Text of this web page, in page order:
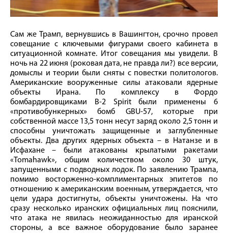
Сам же Трамп, вернувшись в Вашингтон, срочно провел
совещание с ключевыми фигурами своего кабинета в
ситуационной комнате. Итог совещания мы увидели. В
ночь на 22 июня (роковая дата, не правда ли?) все версии,
домыслы и теории были сняты с повестки политологов.
Американские вооруженные силы атаковали ядерные
объекты Ирана. По комплексу в Фордо
бомбардировщиками B-2 Spirit были применены 6
«противобункерных» бомб GBU-57, которые при
собственной массе 13,5 тонн несут заряд около 2,5 тонн и
способны уничтожать защищенные и заглубленные
объекты. Два других ядерных объекта – в Натанзе и в
Исфахане – были атакованы крылатыми ракетами
«Tomahawk», общим количеством около 30 штук,
запущенными с подводных лодок. По заявлению Трампа,
помимо восторженно-комплиментарных эпитетов по
отношению к американским военным, утверждается, что
цели удара достигнуты, объекты уничтожены. На что
сразу несколько иранских официальных лиц пояснили,
что атака не явилась неожиданностью для иранской
стороны, а все важное оборудование было заранее